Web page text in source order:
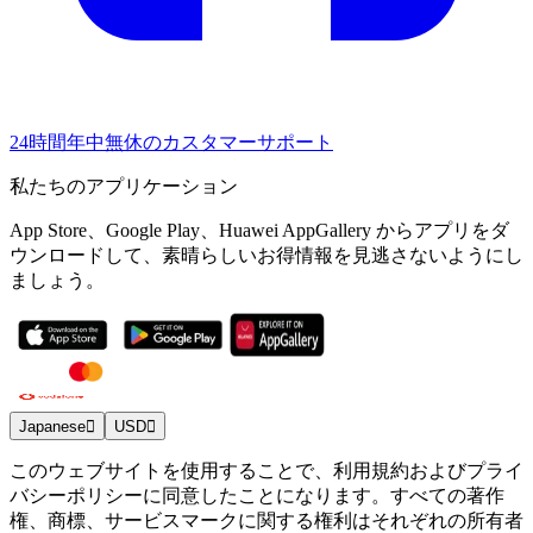
24時間年中無休のカスタマーサポート
私たちのアプリケーション
App Store、Google Play、Huawei AppGallery からアプリをダ
ウンロードして、素晴らしいお得情報を見逃さないようにし
ましょう。
Japanese USD
このウェブサイトを使用することで、利用規約およびプライ
バシーポリシーに同意したことになります。すべての著作
権、商標、サービスマークに関する権利はそれぞれの所有者